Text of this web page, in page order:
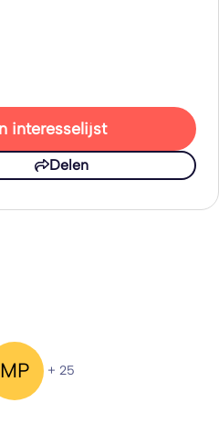
interesselijst
Delen
MP + 25